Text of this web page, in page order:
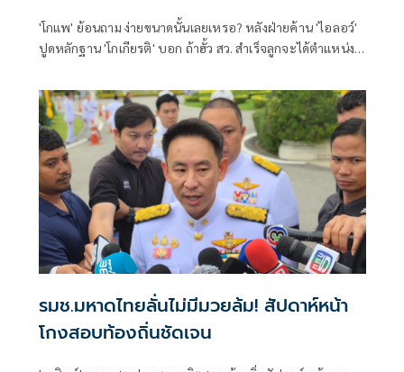
'โกแพ' ย้อนถาม ง่ายขนาดนั้นเลยเหรอ? หลังฝ่ายค้าน 'ไอลอว์'
ปูดหลักฐาน 'โกเกียรติ' บอก ถ้าฮั้ว สว. สำเร็จลูกจะได้ตำแหน่ง
รมช.มหาดไทยลั่นไม่มีมวยล้ม! สัปดาห์หน้า
โกงสอบท้องถิ่นชัดเจน